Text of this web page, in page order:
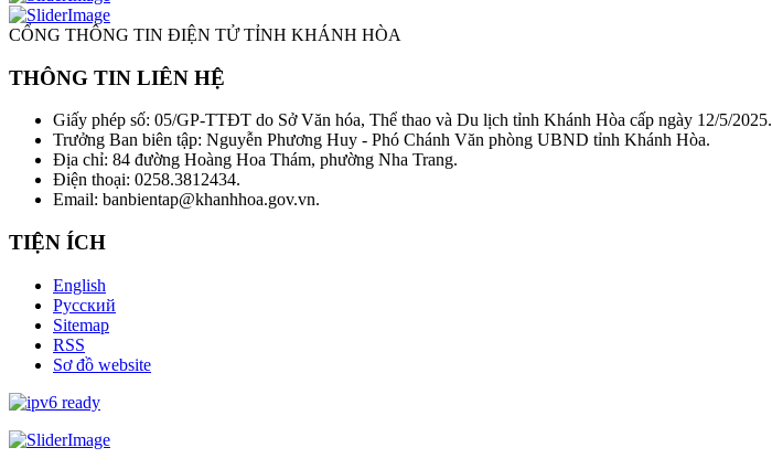
CỔNG THÔNG TIN ĐIỆN TỬ TỈNH KHÁNH HÒA
THÔNG TIN LIÊN HỆ
Giấy phép số: 05/GP-TTĐT do Sở Văn hóa, Thể thao và Du lịch tỉnh Khánh Hòa cấp ngày 12/5/2025.
Trưởng Ban biên tập: Nguyễn Phương Huy - Phó Chánh Văn phòng UBND tỉnh Khánh Hòa.
Địa chỉ: 84 đường Hoàng Hoa Thám, phường Nha Trang.
Điện thoại: 0258.3812434.
Email: banbientap@khanhhoa.gov.vn.
TIỆN ÍCH
English
Русский
Sitemap
RSS
Sơ đồ website